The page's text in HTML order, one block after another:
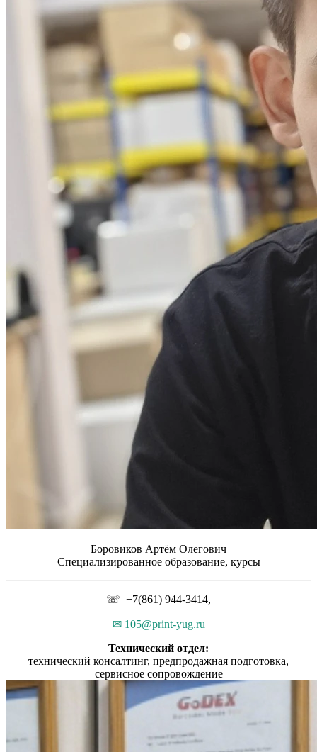
Боровиков Артём Олегович
Специализированное образование, курсы
☏ +7(861) 944-3414,
✉ 105@print-yug.ru
Технический отдел:
технический консалтинг, предпродажная подготовка,
сервисное сопровождение